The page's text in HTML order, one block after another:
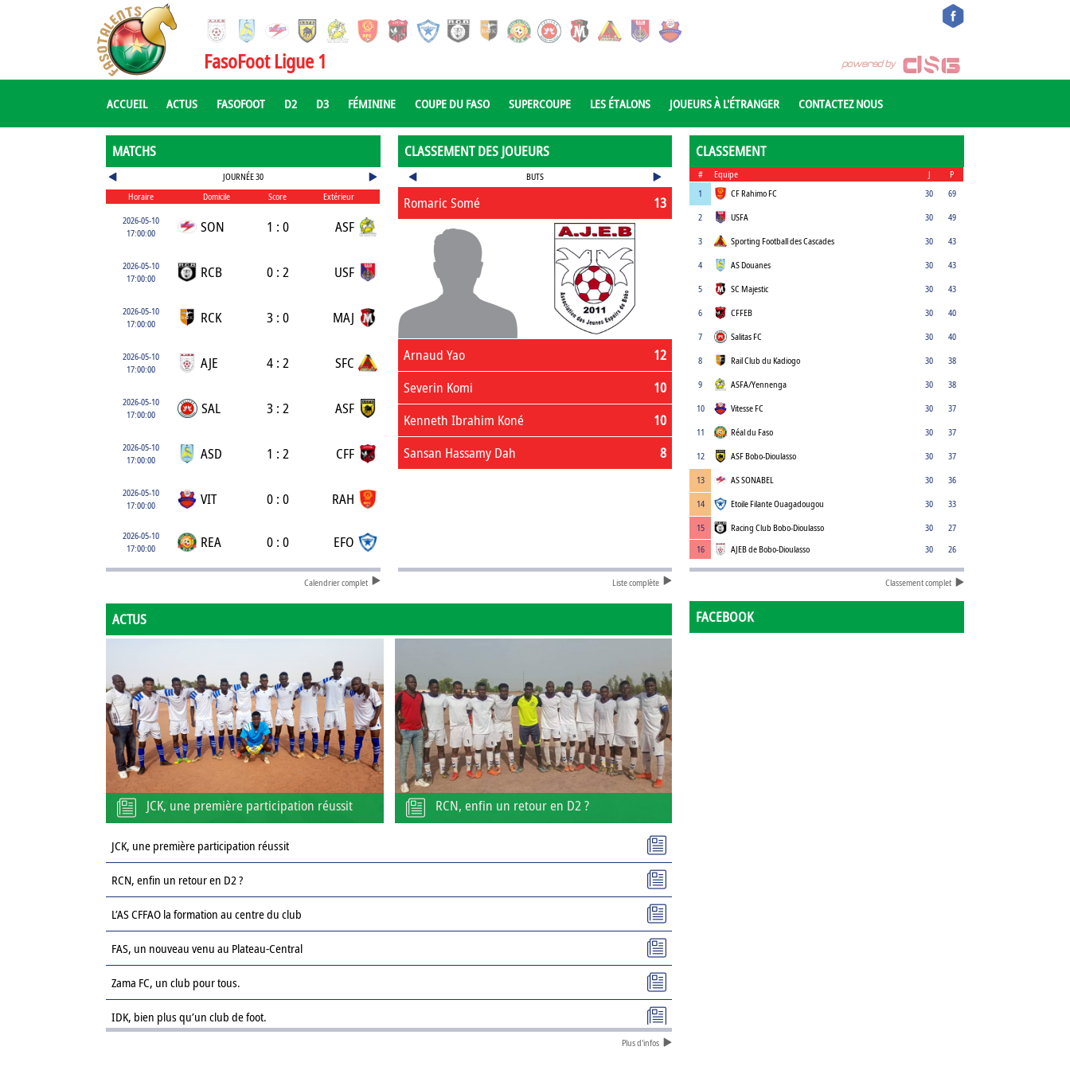
FasoFoot Ligue 1
ACCUEIL ACTUS FASOFOOT D2 D3 FÉMININE COUPE DU FASO SUPERCOUPE LES ÉTALONS JOUEURS À L'ÉTRANGER CONTACTEZ NOUS
MATCHS
JOURNÉE 30
Horaire
Domicile Score
Extérieur
2026-05-10
17:00:00
SON 1 : 0 ASF
2026-05-10
17:00:00
RCB 0 : 2 USF
2026-05-10
17:00:00
RCK 3 : 0 MAJ
2026-05-10
17:00:00
AJE 4 : 2 SFC
2026-05-10
17:00:00
SAL 3 : 2 ASF
2026-05-10
17:00:00
ASD 1 : 2 CFF
2026-05-10
17:00:00
VIT 0 : 0 RAH
2026-05-10
17:00:00
REA 0 : 0 EFO
Calendrier complet
CLASSEMENT DES JOUEURS
BUTS
13
Romaric Somé
12
Arnaud Yao
10
Severin Komi
10
Kenneth Ibrahim Koné
8
Sansan Hassamy Dah
Liste complète
CLASSEMENT
# Equipe J
P
1
CF Rahimo FC 30
69
2
USFA 30
49
3
Sporting Football des Cascades 30
43
4
AS Douanes 30
43
5
SC Majestic 30
43
6
CFFEB 30
40
7
Salitas FC 30
40
8
Rail Club du Kadiogo 30
38
9
ASFA/Yennenga 30
38
10
Vitesse FC 30
37
11
Réal du Faso 30
37
12
ASF Bobo-Dioulasso 30
37
13
AS SONABEL 30
36
14
Etoile Filante Ouagadougou 30
33
15
Racing Club Bobo-Dioulasso 30
27
16
AJEB de Bobo-Dioulasso 30 26
Classement complet
ACTUS
JCK, une première participation réussit RCN, enfin un retour en D2 ?
JCK, une première participation réussit
RCN, enfin un retour en D2 ?
L’AS CFFAO la formation au centre du club
FAS, un nouveau venu au Plateau-Central
Zama FC, un club pour tous.
IDK, bien plus qu’un club de foot.
Plus d'infos
FACEBOOK